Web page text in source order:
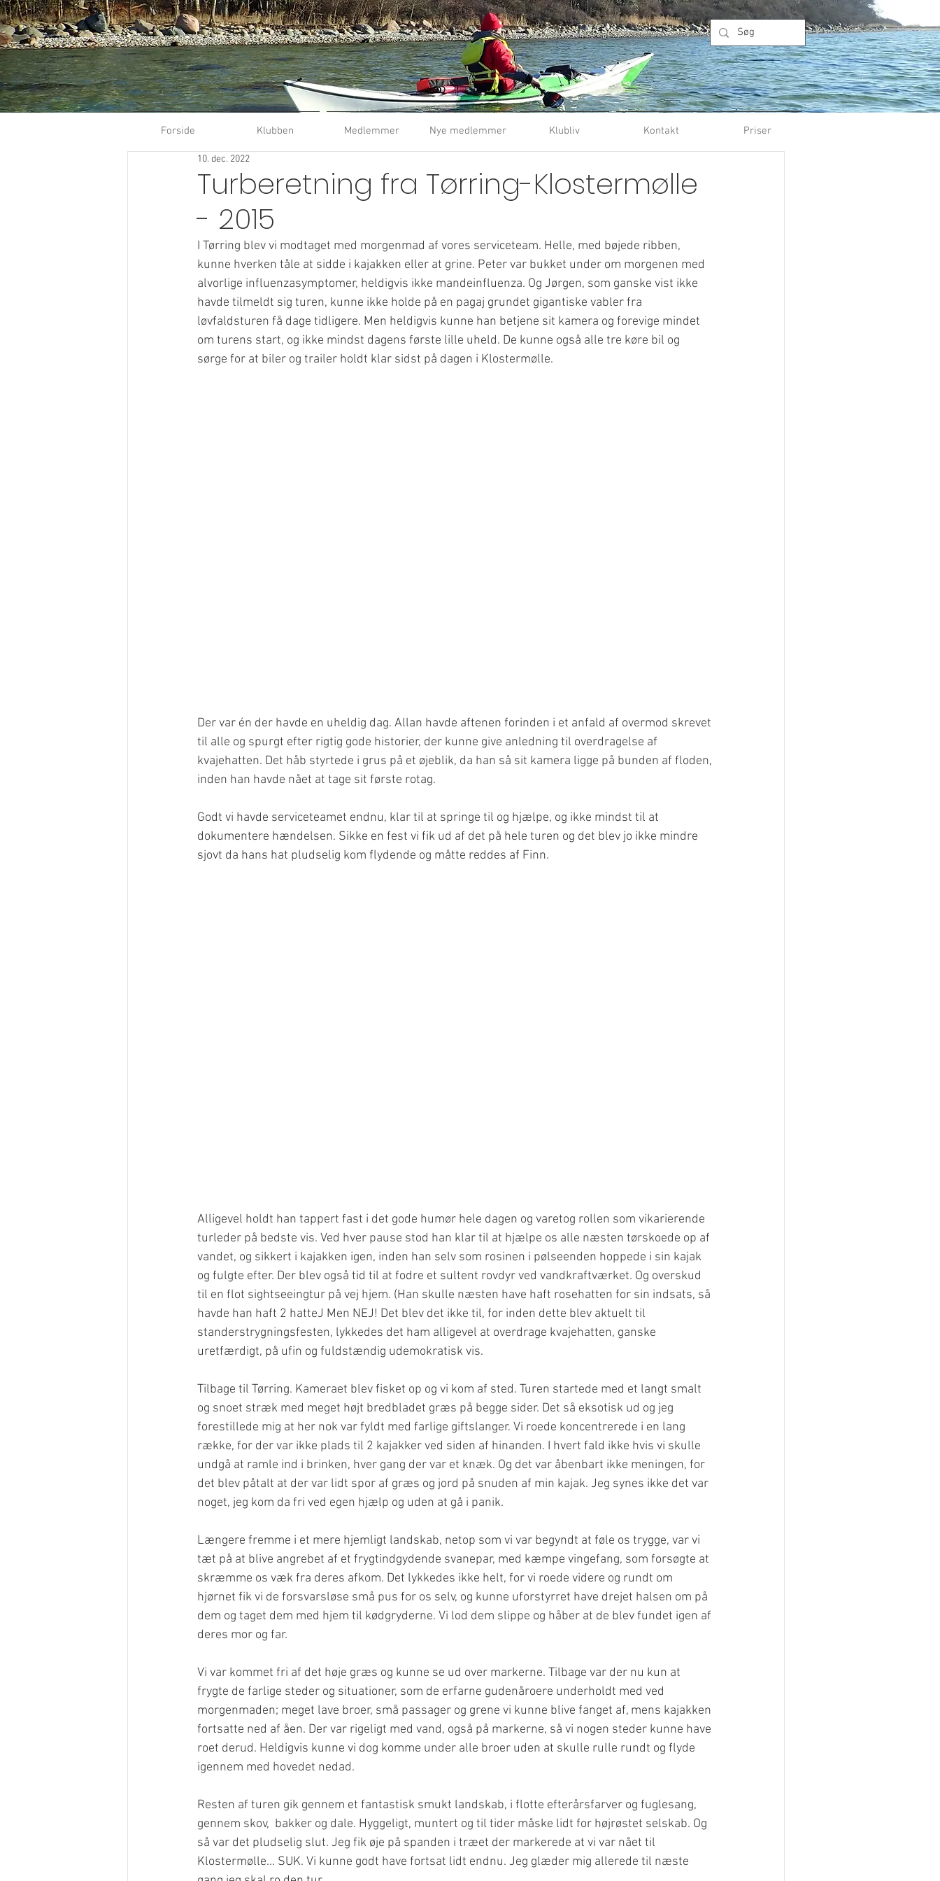
Forside Klubben Medlemmer Nye medlemmer Klubliv Kontakt Priser
Turberetning fra Tørring-Klostermølle
- 2015
10. dec. 2022
I Tørring blev vi modtaget med morgenmad af vores serviceteam. Helle, med bøjede ribben,
kunne hverken tåle at sidde i kajakken eller at grine. Peter var bukket under om morgenen med
alvorlige influenzasymptomer, heldigvis ikke mandeinfluenza. Og Jørgen, som ganske vist ikke
havde tilmeldt sig turen, kunne ikke holde på en pagaj grundet gigantiske vabler fra
løvfaldsturen få dage tidligere. Men heldigvis kunne han betjene sit kamera og forevige mindet
om turens start, og ikke mindst dagens første lille uheld. De kunne også alle tre køre bil og
sørge for at biler og trailer holdt klar sidst på dagen i Klostermølle.
Der var én der havde en uheldig dag. Allan havde aftenen forinden i et anfald af overmod skrevet
til alle og spurgt efter rigtig gode historier, der kunne give anledning til overdragelse af
kvajehatten. Det håb styrtede i grus på et øjeblik, da han så sit kamera ligge på bunden af floden,
inden han havde nået at tage sit første rotag.
Godt vi havde serviceteamet endnu, klar til at springe til og hjælpe, og ikke mindst til at
dokumentere hændelsen. Sikke en fest vi fik ud af det på hele turen og det blev jo ikke mindre
sjovt da hans hat pludselig kom flydende og måtte reddes af Finn.
Alligevel holdt han tappert fast i det gode humør hele dagen og varetog rollen som vikarierende
turleder på bedste vis. Ved hver pause stod han klar til at hjælpe os alle næsten tørskoede op af
vandet, og sikkert i kajakken igen, inden han selv som rosinen i pølseenden hoppede i sin kajak
og fulgte efter. Der blev også tid til at fodre et sultent rovdyr ved vandkraftværket. Og overskud
til en flot sightseeingtur på vej hjem. (Han skulle næsten have haft rosehatten for sin indsats, så
havde han haft 2 hatteJ Men NEJ! Det blev det ikke til, for inden dette blev aktuelt til
standerstrygningsfesten, lykkedes det ham alligevel at overdrage kvajehatten, ganske
uretfærdigt, på ufin og fuldstændig udemokratisk vis.
Tilbage til Tørring. Kameraet blev fisket op og vi kom af sted. Turen startede med et langt smalt
og snoet stræk med meget højt bredbladet græs på begge sider. Det så eksotisk ud og jeg
forestillede mig at her nok var fyldt med farlige giftslanger. Vi roede koncentrerede i en lang
række, for der var ikke plads til 2 kajakker ved siden af hinanden. I hvert fald ikke hvis vi skulle
undgå at ramle ind i brinken, hver gang der var et knæk. Og det var åbenbart ikke meningen, for
det blev påtalt at der var lidt spor af græs og jord på snuden af min kajak. Jeg synes ikke det var
noget, jeg kom da fri ved egen hjælp og uden at gå i panik.
Længere fremme i et mere hjemligt landskab, netop som vi var begyndt at føle os trygge, var vi
tæt på at blive angrebet af et frygtindgydende svanepar, med kæmpe vingefang, som forsøgte at
skræmme os væk fra deres afkom. Det lykkedes ikke helt, for vi roede videre og rundt om
hjørnet fik vi de forsvarsløse små pus for os selv, og kunne uforstyrret have drejet halsen om på
dem og taget dem med hjem til kødgryderne. Vi lod dem slippe og håber at de blev fundet igen af
deres mor og far.
Vi var kommet fri af det høje græs og kunne se ud over markerne. Tilbage var der nu kun at
frygte de farlige steder og situationer, som de erfarne gudenåroere underholdt med ved
morgenmaden; meget lave broer, små passager og grene vi kunne blive fanget af, mens kajakken
fortsatte ned af åen. Der var rigeligt med vand, også på markerne, så vi nogen steder kunne have
roet derud. Heldigvis kunne vi dog komme under alle broer uden at skulle rulle rundt og flyde
igennem med hovedet nedad.
Resten af turen gik gennem et fantastisk smukt landskab, i flotte efterårsfarver og fuglesang,
gennem skov,  bakker og dale. Hyggeligt, muntert og til tider måske lidt for højrøstet selskab. Og
så var det pludselig slut. Jeg fik øje på spanden i træet der markerede at vi var nået til
Klostermølle… SUK. Vi kunne godt have fortsat lidt endnu. Jeg glæder mig allerede til næste